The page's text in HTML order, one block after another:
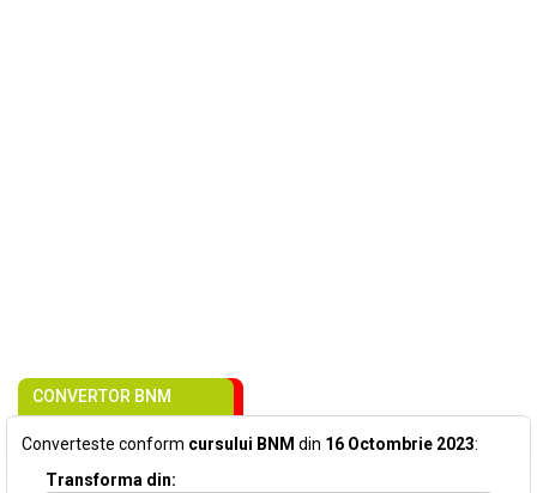
CONVERTOR BNM
Converteste conform cursului BNM din 16 Octombrie 2023:
Transforma din: